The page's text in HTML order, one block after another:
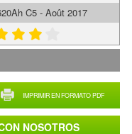
IMPRIMIR EN FORMATO PDF
C5 - Août 2017
NOSOTROS